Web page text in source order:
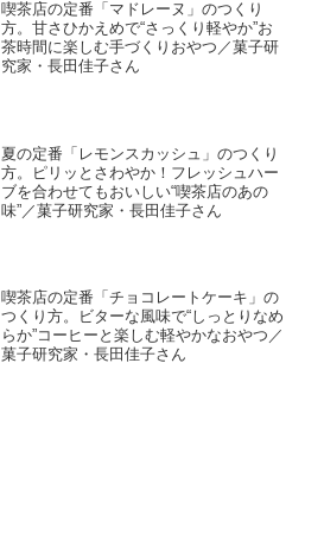
喫茶店の定番「マドレーヌ」のつくり
方。甘さひかえめで“さっくり軽やか”お
茶時間に楽しむ手づくりおやつ／菓子研
究家・長田佳子さん
夏の定番「レモンスカッシュ」のつくり
方。ピリッとさわやか！フレッシュハー
ブを合わせてもおいしい“喫茶店のあの
味”／菓子研究家・長田佳子さん
喫茶店の定番「チョコレートケーキ」の
つくり方。ビターな風味で“しっとりなめ
らか”コーヒーと楽しむ軽やかなおやつ／
菓子研究家・長田佳子さん